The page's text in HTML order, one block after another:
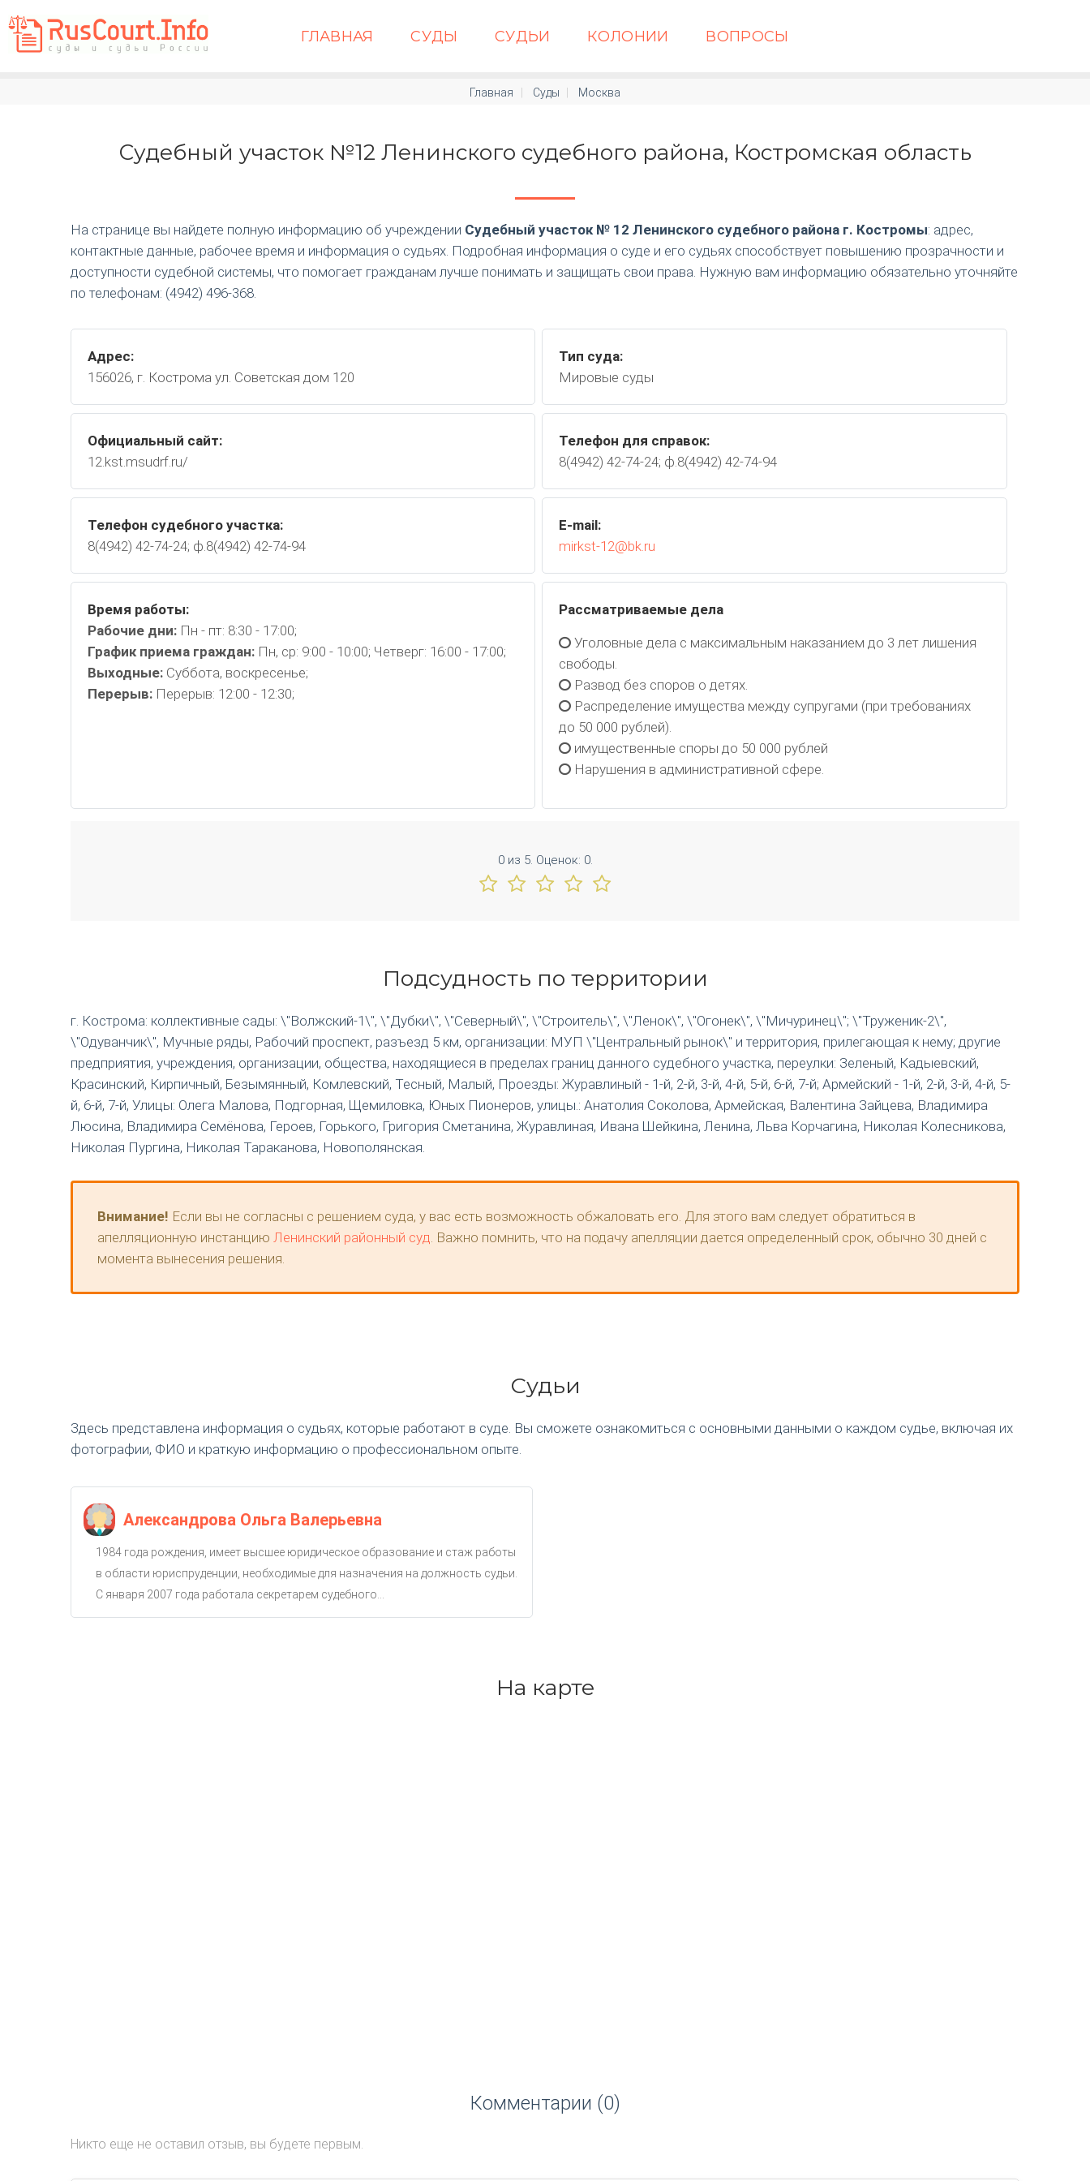
ГЛАВНАЯ СУДЫ СУДЬИ КОЛОНИИ ВОПРОСЫ
Главная Суды Москва
Судебный участок №12 Ленинского судебного района, Костромская область
На странице вы найдете полную информацию об учреждении Судебный участок № 12 Ленинского судебного района г. Костромы: адрес,
контактные данные, рабочее время и информация о судьях. Подробная информация о суде и его судьях способствует повышению прозрачности и
доступности судебной системы, что помогает гражданам лучше понимать и защищать свои права. Нужную вам информацию обязательно уточняйте
по телефонам: (4942) 496-368.
Адрес:
156026, г. Кострома ул. Советская дом 120
Тип суда:
Мировые суды
Официальный сайт:
12.kst.msudrf.ru/
Телефон для справок:
8(4942) 42-74-24; ф.8(4942) 42-74-94
Телефон судебного участка:
8(4942) 42-74-24; ф.8(4942) 42-74-94
E-mail:
mirkst-12@bk.ru
Время работы:
Рабочие дни: Пн - пт: 8:30 - 17:00;
График приема граждан: Пн, ср: 9:00 - 10:00; Четверг: 16:00 - 17:00;
Выходные: Суббота, воскресенье;
Перерыв: Перерыв: 12:00 - 12:30;
Рассматриваемые дела
Уголовные дела с максимальным наказанием до 3 лет лишения
свободы.
Развод без споров о детях.
Распределение имущества между супругами (при требованиях
до 50 000 рублей).
имущественные споры до 50 000 рублей
Нарушения в административной сфере.
0из 5. Оценок: 0.
Подсудность по территории
г. Кострома: коллективные сады: \"Волжский-1\", \"Дубки\", \"Северный\", \"Строитель\", \"Ленок\", \"Огонек\", \"Мичуринец\"; \"Труженик-2\",
\"Одуванчик\", Мучные ряды, Рабочий проспект, разъезд 5 км, организации: МУП \"Центральный рынок\" и территория, прилегающая к нему; другие
предприятия, учреждения, организации, общества, находящиеся в пределах границ данного судебного участка, переулки: Зеленый, Кадыевский,
Красинский, Кирпичный, Безымянный, Комлевский, Тесный, Малый, Проезды: Журавлиный - 1-й, 2-й, 3-й, 4-й, 5-й, 6-й, 7-й; Армейский - 1-й, 2-й, 3-й, 4-й, 5-
й, 6-й, 7-й, Улицы: Олега Малова, Подгорная, Щемиловка, Юных Пионеров, улицы.: Анатолия Соколова, Армейская, Валентина Зайцева, Владимира
Люсина, Владимира Семёнова, Героев, Горького, Григория Сметанина, Журавлиная, Ивана Шейкина, Ленина, Льва Корчагина, Николая Колесникова,
Николая Пургина, Николая Тараканова, Новополянская.
Внимание! Если вы не согласны с решением суда, у вас есть возможность обжаловать его. Для этого вам следует обратиться в
апелляционную инстанцию Ленинский районный суд. Важно помнить, что на подачу апелляции дается определенный срок, обычно 30 дней с
момента вынесения решения.
Судьи
Здесь представлена информация о судьях, которые работают в суде. Вы сможете ознакомиться с основными данными о каждом судье, включая их
фотографии, ФИО и краткую информацию о профессиональном опыте.
Александрова Ольга Валерьевна
1984 года рождения, имеет высшее юридическое образование и стаж работы
в области юриспруденции, необходимые для назначения на должность судьи.
С января 2007 года работала секретарем судебного...
На карте
Комментарии (0)
Никто еще не оставил отзыв, вы будете первым.